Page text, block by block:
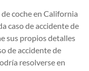
coche en California
caso de accidente de
sus propios detalles
de accidente de
resolverse en